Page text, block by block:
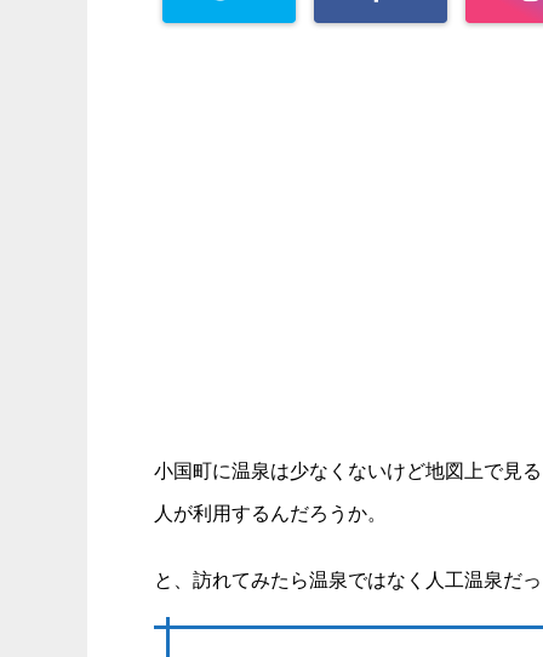
小国町に温泉は少なくないけど地図上で見
人が利用するんだろうか。
と、訪れてみたら温泉ではなく人工温泉だ